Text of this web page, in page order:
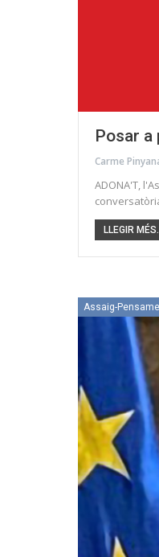
Posar a
Carme
ADONA'T,
LLEGIR